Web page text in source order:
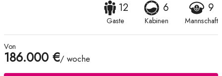
12
Gaste
6
Kabinen
9
Mannschaft
Von
186.000 €/ woche